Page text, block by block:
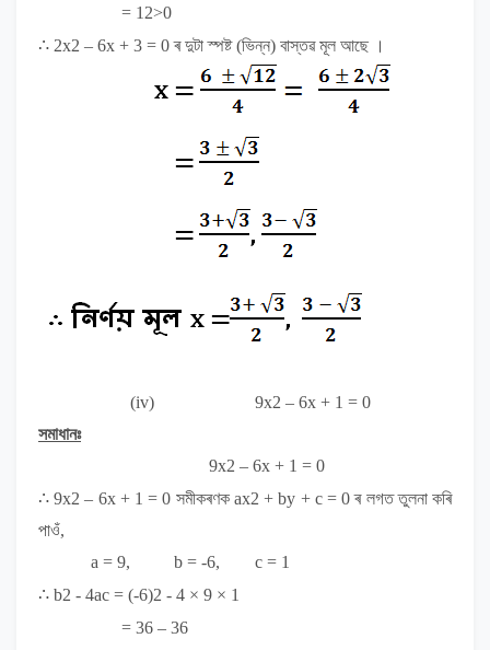
= 12>0
∴ 2x2 – 6x + 3 = 0ৰ দুটা স্পষ্ট (ভিন্ন) বাস্তৱ মূল আছে ।
(iv) 9x2 – 6x + 1 = 0
সমাধানঃ
9x2 – 6x + 1 = 0
∴ 9x2 – 6x + 1 = 0 সমীকৰণক ax2 + by + c = 0ৰ লগত তুলনা কৰি
পাওঁ,
a = 9, b = -6, c = 1
∴ b2 - 4ac = (-6)2 - 4 × 9 × 1
= 36 – 36